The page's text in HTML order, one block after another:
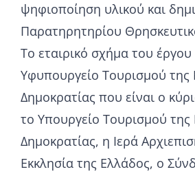
ψηφιοποίηση υλικού και
Παρατηρητηρίου
Το εταιρικό σχήμα του
Υφυπουργείο Τουρισμού της
Δημοκρατίας που είναι ο
το Υπουργείο Τουρισμού της
Δημοκρατίας, η Ιερά
Εκκλησία της Ελλάδος, ο